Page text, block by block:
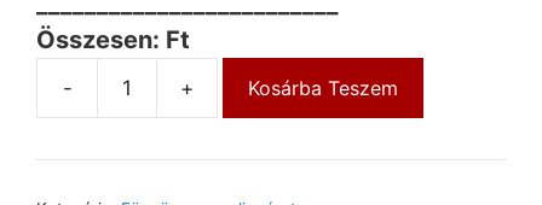
Összesen: Ft
- + Kosárba Teszem